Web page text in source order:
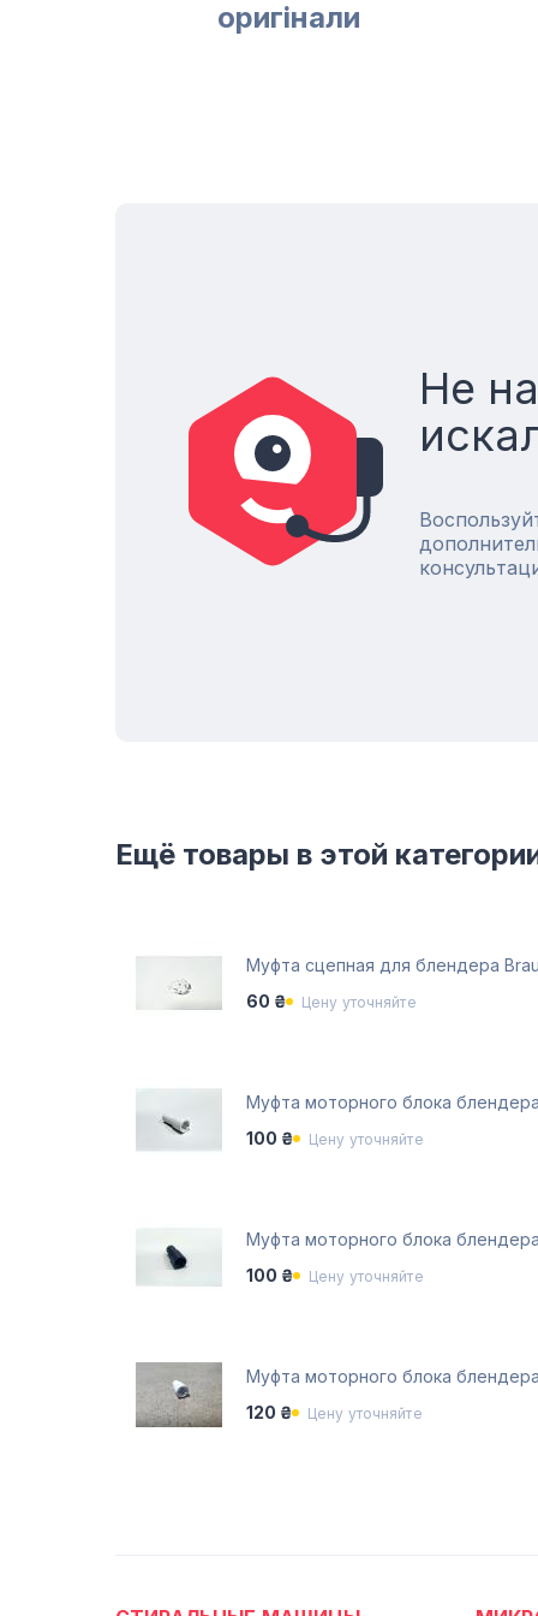
оригінали
Не
Ещё товары в этой
Муфта сцепная для блендера
60 ₴
Цену уточняйте
Муфта моторного блока блендера
100 ₴
Цену уточняйте
Муфта моторного блока блендера
100 ₴
Цену уточняйте
Муфта моторного блока
120 ₴
Цену уточняйте